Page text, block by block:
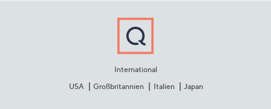
International
USA
Großbritannien Italien Japan